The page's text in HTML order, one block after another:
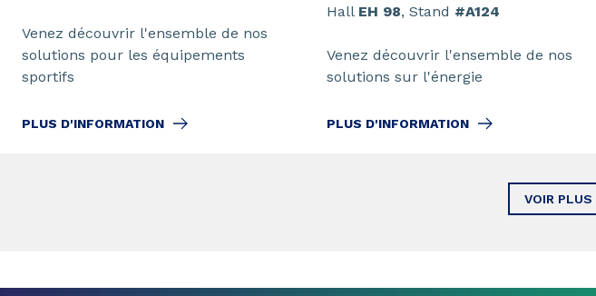
Venez découvrir l'ensemble de nos
solutions pour les équipements
sportifs
PLUS D'INFORMATION
Hall EH 98, Stand #A124
Venez découvrir l'ensemble de nos
solutions sur l'énergie
PLUS D'INFORMATION
VOIR PLUS